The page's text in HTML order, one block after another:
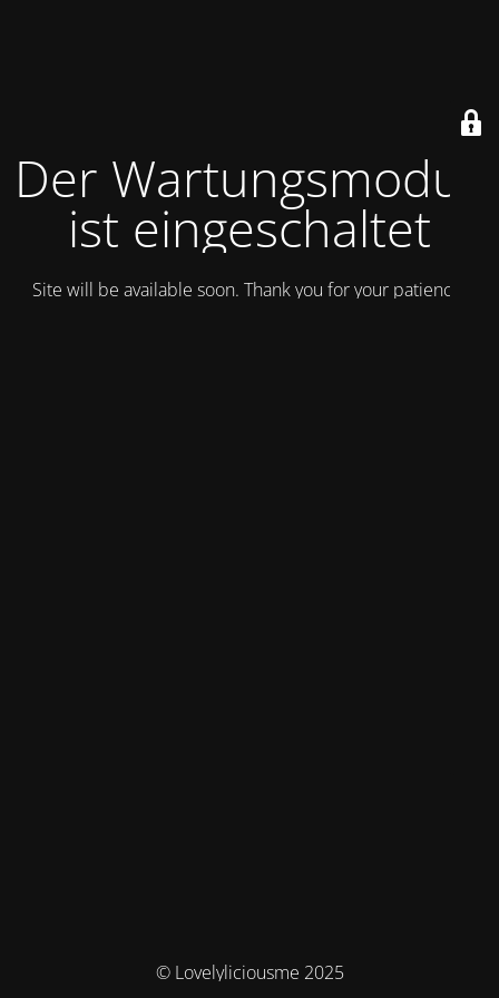
Der Wartungsmodus
ist eingeschaltet
Site will be available soon. Thank you for your patience!
© Lovelyliciousme 2025